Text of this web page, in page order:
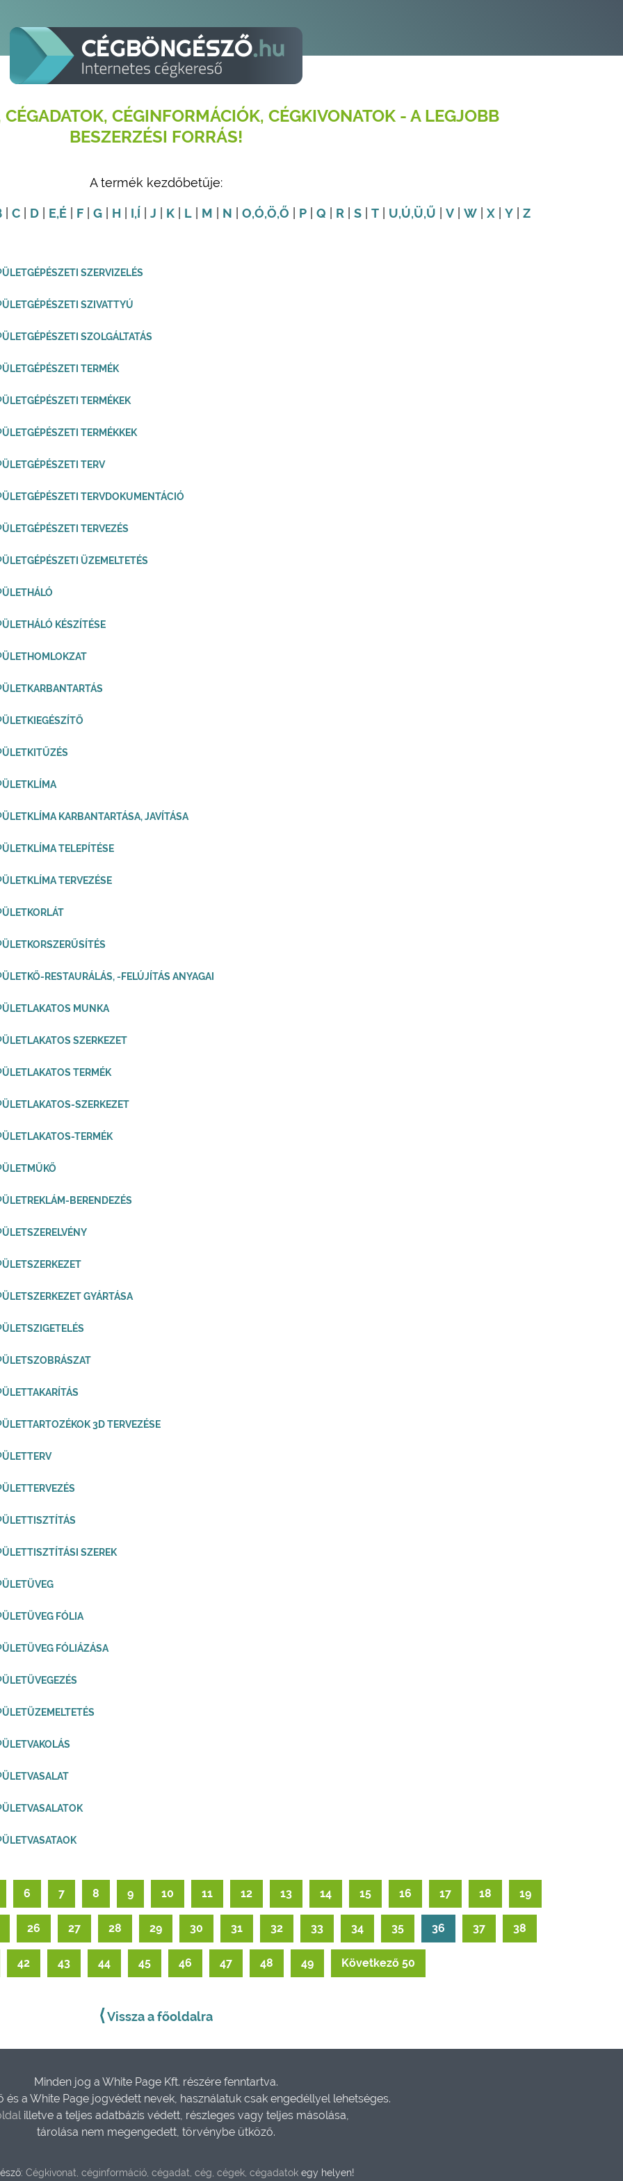
CÉGADATOK, CÉGINFORMÁCIÓK, CÉGKIVONATOK - A LEGJOBB
BESZERZÉSI FORRÁS!
A termék kezdőbetűje:
C D E,É F G H I,Í J K L M N O,Ó,Ö,Ő P Q R S T U,Ú,Ü,Ű V W X Y Z
SZERVIZELÉS
SZIVATTYÚ
SZOLGÁLTATÁS
TERMÉK
TERMÉKEK
TERMÉKKEK
TERV
TERVDOKUMENTÁCIÓ
TERVEZÉS
ÜZEMELTETÉS
KÉSZÍTÉSE
KARBANTARTÁSA, JAVÍTÁSA
TELEPÍTÉSE
TERVEZÉSE
RESTAURÁLÁS, -FELÚJÍTÁS ANYAGAI
MUNKA
SZERKEZET
TERMÉK
SZERKEZET
TERMÉK
BERENDEZÉS
GYÁRTÁSA
3D TERVEZÉSE
SZEREK
FÓLIA
FÓLIÁZÁSA
6 7 8 9 10 11 12 13 14 15 16 17 18 19
26 27 28 29 30 31 32 33 34 35 36 37 38
42 43 44 45 46 47 48 49 Következő 50
⟨Vissza a főoldalra
Minden jog a White Page Kft. részére fenntartva.
és a White Page jogvédett nevek, használatuk csak engedéllyel lehetséges.
illetve a teljes adatbázis védett, részleges vagy teljes másolása,
tárolása nem megengedett, törvénybe ütköző.
Cégkivonat, céginformáció, cégadat, cég, cégek, cégadatokegy helyen!